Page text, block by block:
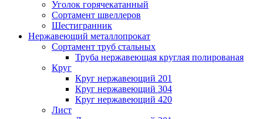
Уголок горячекатанный
Сортамент швеллеров
Шестигранник
Нержавеющий металлопрокат
Сортамент труб стальных
Труба нержавеющая круглая полированая
Круг
Круг нержавеющий 201
Круг нержавеющий 304
Круг нержавеющий 420
Лист